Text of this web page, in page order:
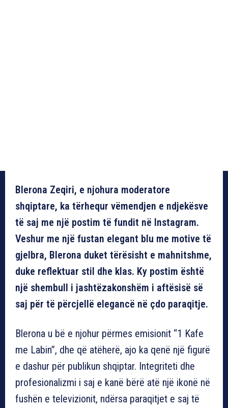
Blerona Zeqiri, e njohura moderatore
shqiptare, ka tërhequr vëmendjen e ndjekësve
të saj me një postim të fundit në Instagram.
Veshur me një fustan elegant blu me motive të
gjelbra, Blerona duket tërësisht e mahnitshme,
duke reflektuar stil dhe klas. Ky postim është
një shembull i jashtëzakonshëm i aftësisë së
saj për të përcjellë elegancë në çdo paraqitje.
Blerona u bë e njohur përmes emisionit “1 Kafe
me Labin”, dhe që atëherë, ajo ka qenë një figurë
e dashur për publikun shqiptar. Integriteti dhe
profesionalizmi i saj e kanë bërë atë një ikonë në
fushën e televizionit, ndërsa paraqitjet e saj të